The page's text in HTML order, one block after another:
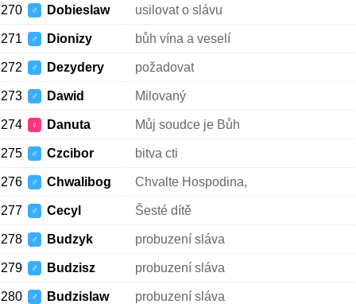
270 ♂ Dobieslaw usilovat o slávu
271 ♂ Dionizy bůh vína a veselí
272 ♂ Dezydery požadovat
273 ♂ Dawid Milovaný
274 ♀ Danuta Můj soudce je Bůh
275 ♂ Czcibor bitva cti
276 ♂ Chwalibog Chvalte Hospodina,
277 ♂ Cecyl Šesté dítě
278 ♂ Budzyk probuzení sláva
279 ♂ Budzisz probuzení sláva
280 ♂ Budzislaw probuzení sláva